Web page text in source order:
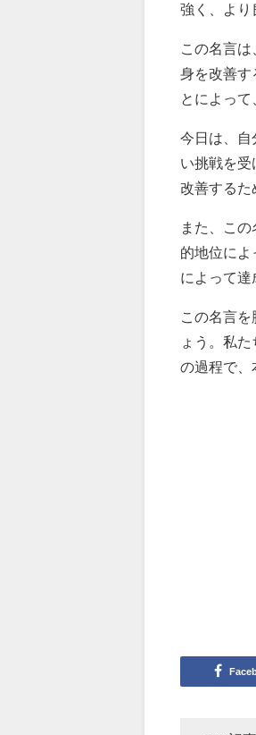
強く、より
この名言
身を改善す
とによって
今日は、自
い挑戦を
改善するた
また、こ
的地位に
によって達
この名言
ょう。私
の過程で、